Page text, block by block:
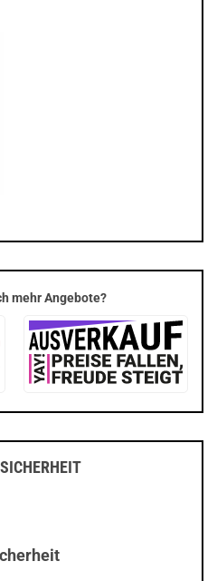
mehr Angebote?